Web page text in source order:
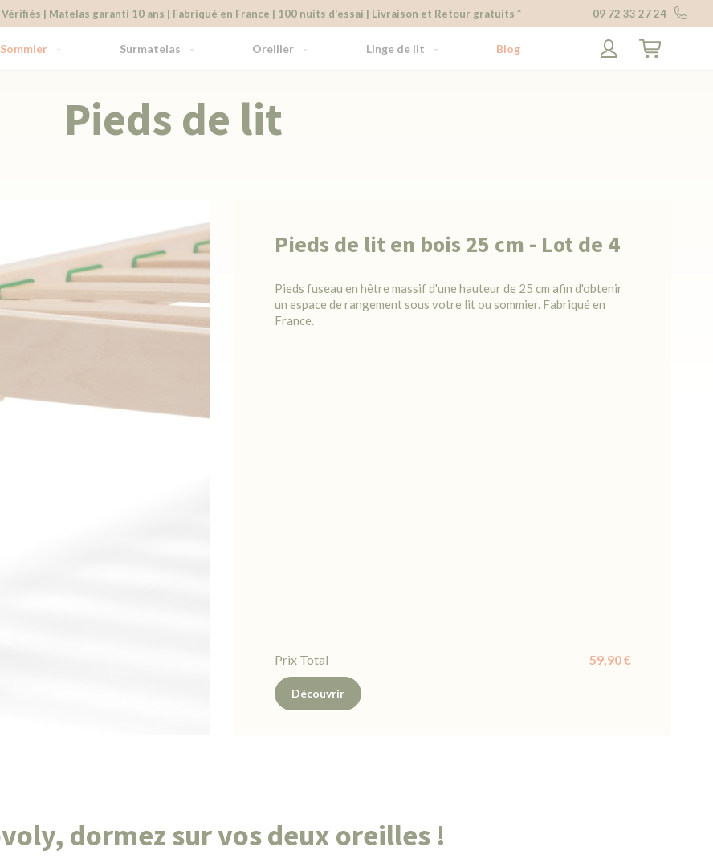
Vérifiés | Matelas garanti 10 ans | Fabriqué en France | 100 nuits d'essai | Livraison et Retour gratuits * 09 72 33 27 24
Surmatelas Oreiller Linge de lit Blog Mon panier
Pieds de lit
Pieds de lit en bois 25 cm - Lot de 4
Pieds fuseau en hêtre massif d'une hauteur de 25 cm afin d'obtenir
un espace de rangement sous votre lit ou sommier. Fabriqué en
France.
Prix Total 59,90 €
Découvrir
dormez sur vos deux oreilles !